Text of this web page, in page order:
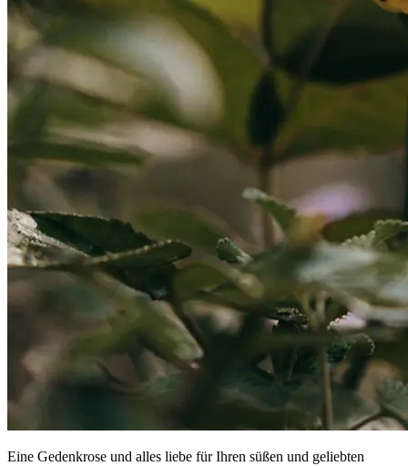
Eine Gedenkrose und alles liebe für Ihren süßen und geliebten